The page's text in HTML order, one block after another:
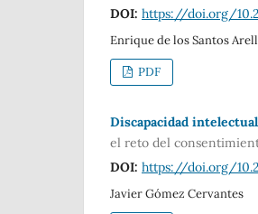
DOI: https://doi.org/
Enrique de los Santos
PDF
Discapacidad
el reto del
DOI: https://doi.org/
Javier Gómez Cervantes